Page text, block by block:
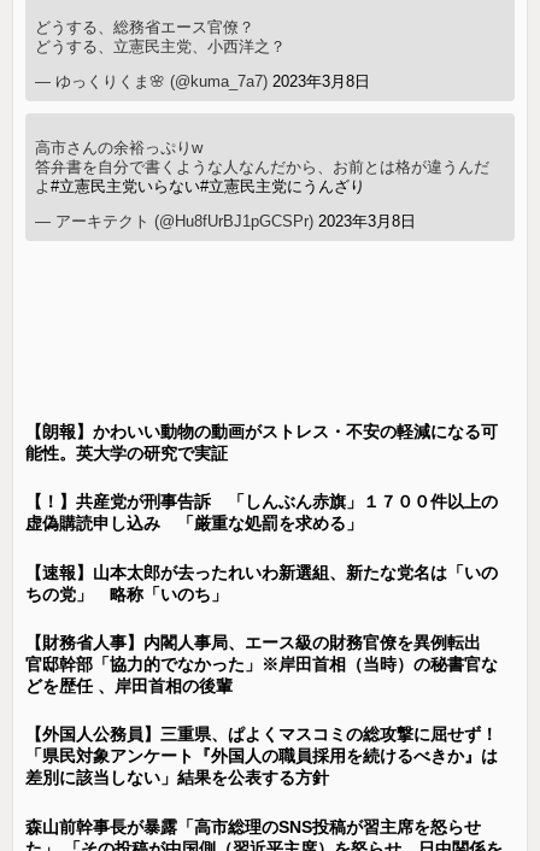
どうする、総務省エース官僚？
どうする、立憲民主党、小西洋之？
— ゆっくりくま🌸 (@kuma_7a7) 2023年3月8日
高市さんの余裕っぷりw
答弁書を自分で書くような人なんだから、お前とは格が違うんだ
よ#立憲民主党いらない#立憲民主党にうんざり
— アーキテクト (@Hu8fUrBJ1pGCSPr) 2023年3月8日
【朗報】かわいい動物の動画がストレス・不安の軽減になる可
能性。英大学の研究で実証
【！】共産党が刑事告訴 「しんぶん赤旗」１７００件以上の
虚偽購読申し込み 「厳重な処罰を求める」
【速報】山本太郎が去ったれいわ新選組、新たな党名は「いの
ちの党」 略称「いのち」
【財務省人事】内閣人事局、エース級の財務官僚を異例転出
官邸幹部「協力的でなかった」※岸田首相（当時）の秘書官な
どを歴任 、岸田首相の後輩
【外国人公務員】三重県、ぱよくマスコミの総攻撃に屈せず！
「県民対象アンケート『外国人の職員採用を続けるべきか』は
差別に該当しない」結果を公表する方針
森山前幹事長が暴露「高市総理のSNS投稿が習主席を怒らせ